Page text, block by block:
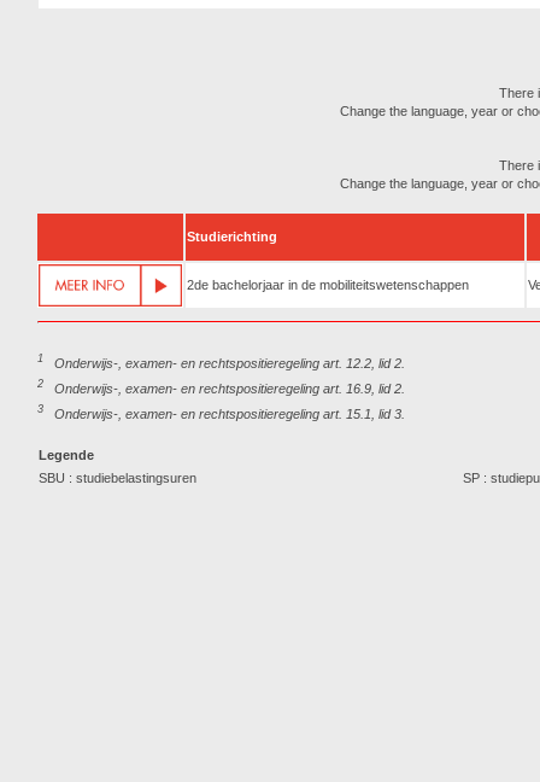
There
Change the language, year or
There
Change the language, year or
Studierichting
2de bachelorjaar in de mobiliteitswetenschappen
1 Onderwijs-, examen- en rechtspositieregeling art. 12.2, lid 2.
2 Onderwijs-, examen- en rechtspositieregeling art. 16.9, lid 2.
3 Onderwijs-, examen- en rechtspositieregeling art. 15.1, lid 3.
Legende
SBU : studiebelastingsuren
SP :